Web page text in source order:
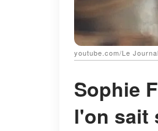
youtube.com/Le
Sophie
l'on sait